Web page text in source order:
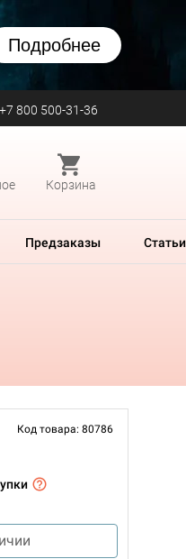
Подробнее
+7 800 500-31-36
Корзина
Предзаказы Статьи
Код товара: 80786